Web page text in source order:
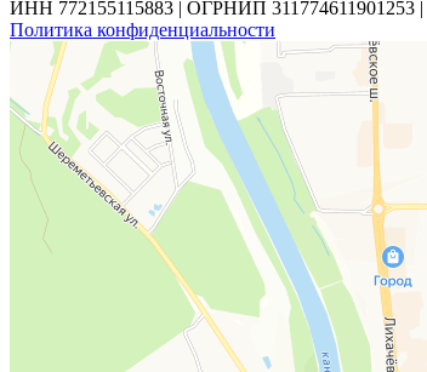
ИНН 772155115883 | ОГРНИП 311774611901253 |
Политика конфиденциальности